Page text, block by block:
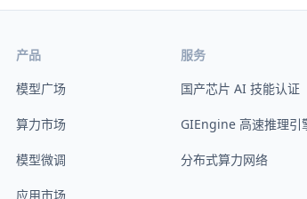
产品
模型广场
算力市场
模型微调
应用市场
服务
国产芯片 AI 技能认证
GIEngine 高速推理引
分布式算力网络